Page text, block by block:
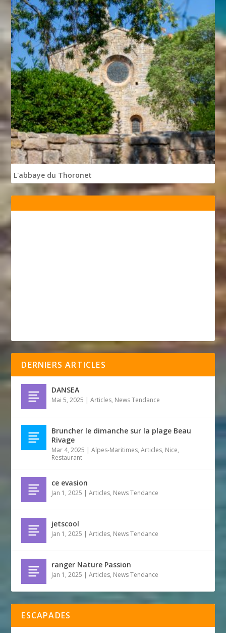
L'abbaye du Thoronet
DERNIERS ARTICLES
DANSEA
Mai 5, 2025 |Articles, News Tendance
Bruncher le dimanche sur la plage Beau
Rivage
Mar 4, 2025 |Alpes-Maritimes,Articles, Nice,
Restaurant
ce evasion
Jan 1, 2025 |Articles, News Tendance
jetscool
Jan 1, 2025 |Articles, News Tendance
ranger Nature Passion
Jan 1, 2025 |Articles, News Tendance
ESCAPADES